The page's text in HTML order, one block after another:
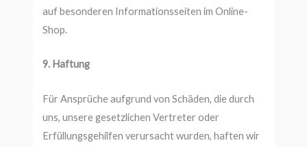
auf besonderen Informationsseiten im Online-
Shop.
9. Haftung
Für Ansprüche aufgrund von Schäden, die durch
uns, unsere gesetzlichen Vertreter oder
Erfüllungsgehilfen verursacht wurden, haften wir